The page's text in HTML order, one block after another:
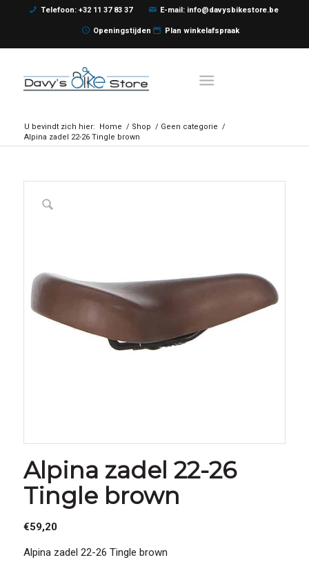
Telefoon: +32 11 37 83 37 E-mail: info@davysbikestore.be
Openingstijden Plan winkelafspraak
U bevindt zich hier: Home / Shop / Geen categorie /
Alpina zadel 22-26 Tingle brown
Alpina zadel 22-26
Tingle brown
€59,20
Alpina zadel 22-26 Tingle brown